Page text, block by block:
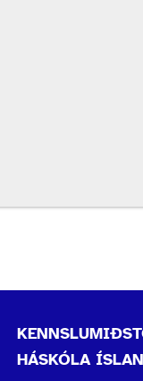
HÁSKÓLA